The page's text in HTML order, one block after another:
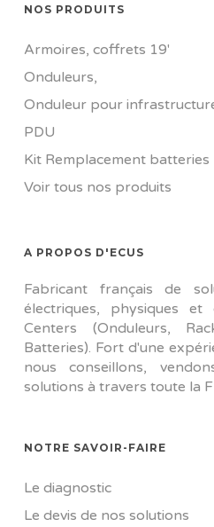
NOS PRODUITS
Armoires, coffrets 19'
Onduleurs,
Onduleur pour
PDU
Kit Remplacement batteries
Voir tous nos produits
A PROPOS D'ECUS
Fabricant français de
électriques, physiques et
Centers (Onduleurs,
Batteries). Fort d'une
nous conseillons,
solutions à travers toute la
NOTRE SAVOIR-FAIRE
Le diagnostic
Le devis de nos solutions